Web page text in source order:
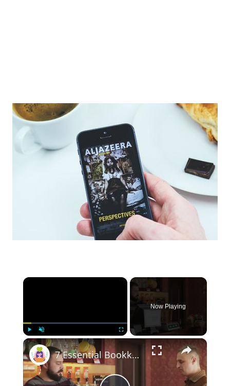
×
Play Unmute
Now Playing
×
7 Essential Bookkeeping Tools and Software for Small Businesses